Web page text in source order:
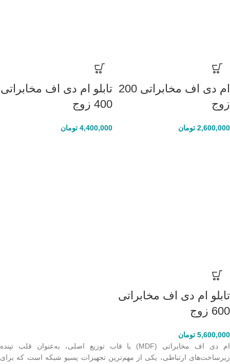
ام دی اف مخابراتی 200
زوج
2,600,000 تومان
تابلو ام دی اف مخابراتی
400 زوج
4,400,000 تومان
تابلو ام دی اف مخابراتی
600 زوج
5,600,000 تومان
ام دی اف مخابراتی (MDF) یا قاب توزیع اصلی، به‌عنوان قلب تپنده
زیرساخت‌های ارتباطی، یکی از مهم‌ترین تجهیزات پسیو شبکه است که برای